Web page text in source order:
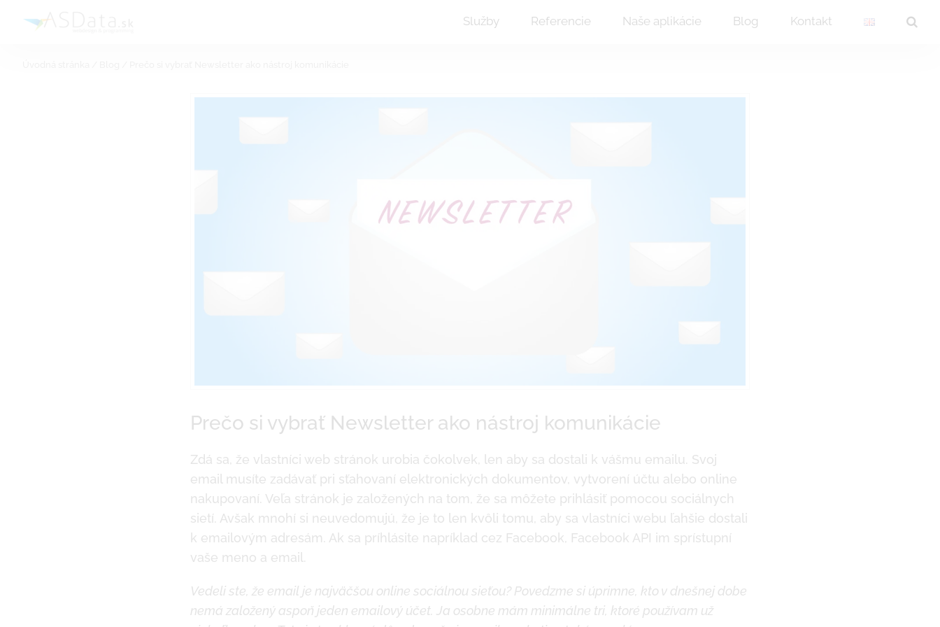
Služby Referencie Naše aplikácie Blog Kontakt
Prečo si vybrať Newsletter ako nástroj komunikácie
Zdá sa, že vlastníci web stránok urobia čokolvek, len aby sa dostali k vášmu emailu. Svoj
email musíte zadávať pri sťahovaní elektronických dokumentov, vytvorení účtu alebo online
nakupovaní. Veľa stránok je založených na tom, že sa môžete prihlásiť pomocou sociálnych
sietí. Avšak mnohí si neuvedomujú, že je to len kvôli tomu, aby sa vlastníci webu ľahšie dostali
k emailovým adresám. Ak sa príhlásite napríklad cez Facebook, Facebook API im sprístupní
vaše meno a email.
Vedeli ste, že email je najväčšou online sociálnou sieťou? Povedzme si úprimne, kto v dnešnej dobe
nemá založený aspoň jeden emailový účet. Ja osobne mám minimálne tri, ktoré používam už